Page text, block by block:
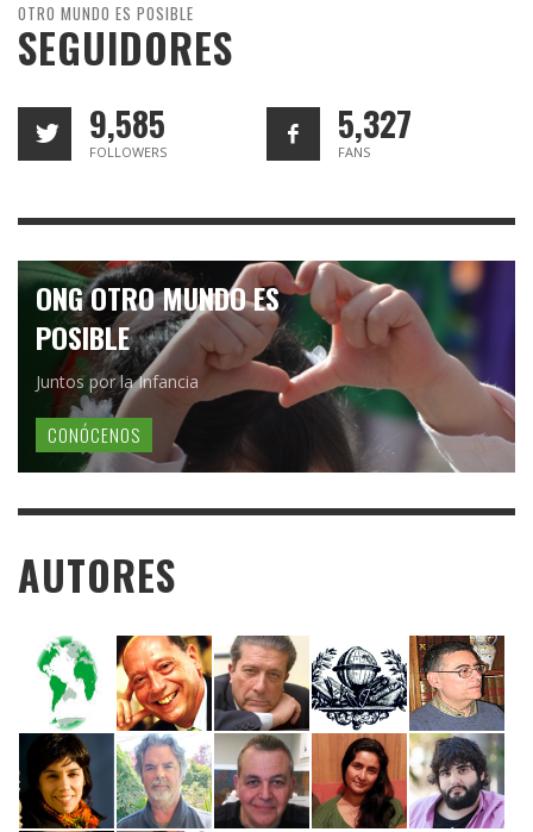
OTRO MUNDO ES POSIBLE
SEGUIDORES
9,585
FOLLOWERS
5,327
FANS
ONG OTRO MUNDO ES
POSIBLE
Juntos por la Infancia
CONÓCENOS
AUTORES